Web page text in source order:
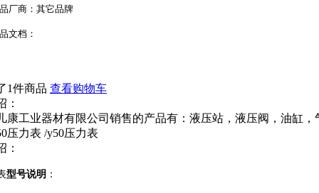
厂商：其它品牌
文档：
1件商品 查看购物车
：
康工业器材有限公司销售的产品有：液压站，液压阀，油缸
压力表 /y50压力表
：
型号说明 ：